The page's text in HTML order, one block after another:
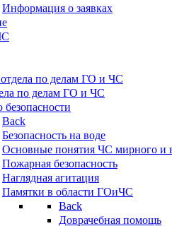
Информация о заявках
по делам ГО и ЧС
по делам ГО и ЧС
Back
Безопасность на воде
Основные понятия ЧС мирного и
Пожарная безопасность
Наглядная агитация
Памятки в области ГОиЧС
Back
Доврачебная помощь